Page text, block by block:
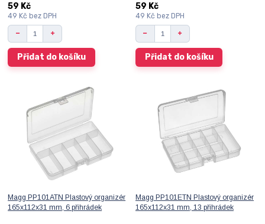
59 Kč
49 Kčbez DPH
Přidat do košíku
59 Kč
49 Kč bez DPH
Přidat do košíku
Magg PP101ATN Plastový organizér
165x112x31 mm, 6 přihrádek
Magg PP101ETN Plastový organizér
165x112x31 mm, 13 přihrádek